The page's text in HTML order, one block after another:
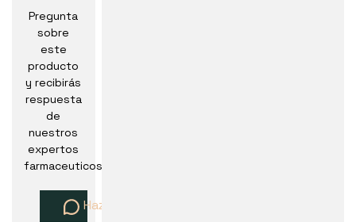
Pregunta
sobre
este
producto
y recibirás
respuesta
de
nuestros
expertos
farmaceuticos
Haz una pregunta